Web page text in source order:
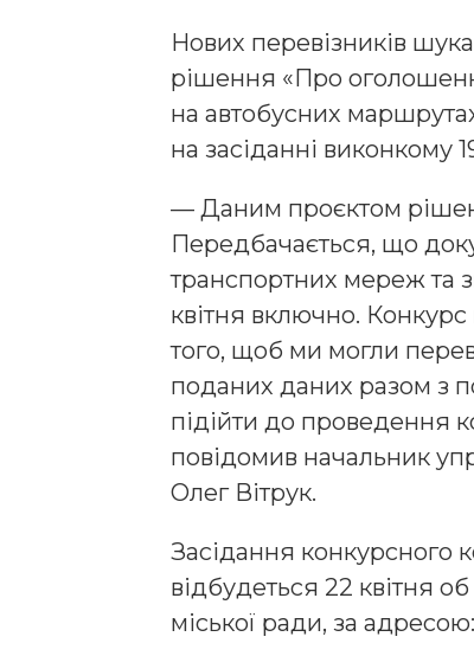
Нових перевізників
рішення «Про
на автобусних
на засіданні виконкому
— Даним проєктом
Передбачається, що
транспортних мереж та
квітня включно.
того, щоб ми могли
поданих даних разом з
підійти до проведення
повідомив начальник
Олег Вітрук.
Засідання конкурсного
відбудеться 22 квітня об
міської ради, за